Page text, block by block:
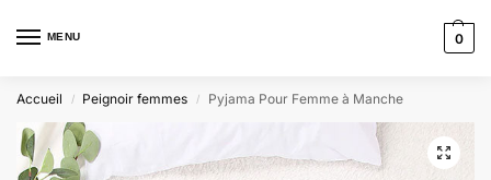
MENU 0
Accueil / Peignoir femmes / Pyjama Pour Femme à Manche